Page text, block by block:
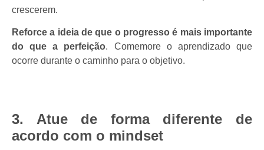
crescerem.
Reforce a ideia de que o progresso é mais importante
do que a perfeição. Comemore o aprendizado que
ocorre durante o caminho para o objetivo.
3. Atue de forma diferente de
acordo com o mindset